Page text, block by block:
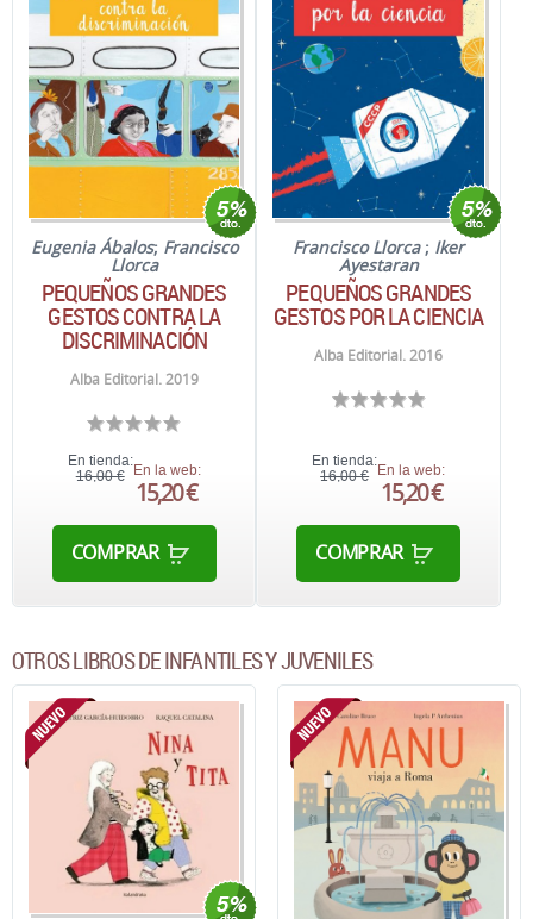
Eugenia Ábalos; Francisco
Llorca
PEQUEÑOS GRANDES
GESTOS CONTRA LA
DISCRIMINACIÓN
Alba Editorial. 2019
En tienda:
16,00 € En la web:
15,20 €
COMPRAR
Francisco Llorca ; Iker
Ayestaran
PEQUEÑOS GRANDES
GESTOS POR LA CIENCIA
Alba Editorial. 2016
En tienda:
16,00 €
En la web:
15,20 €
COMPRAR
OTROS LIBROS DE INFANTILES Y JUVENILES